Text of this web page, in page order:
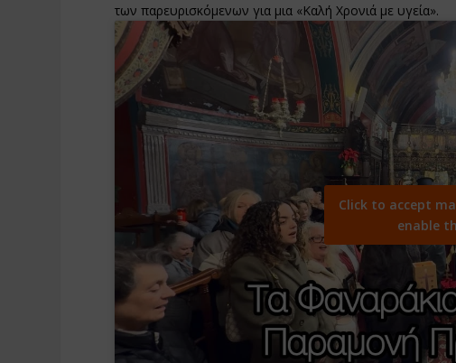
των παρευρισκόμενων για μια «Καλή Χρονιά με υγεία».
Click to accept
enable